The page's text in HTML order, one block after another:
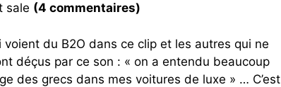
sale (4 commentaires)
du B2O dans ce clip et les autres qui ne
déçus par ce son : « on a entendu beaucoup
des grecs dans mes voitures de luxe » … C’est